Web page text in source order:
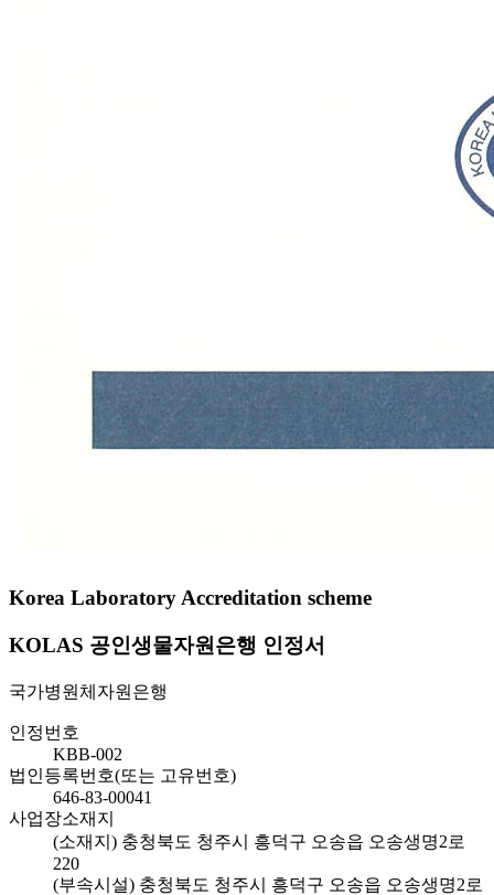
Korea Laboratory Accreditation scheme
KOLAS 공인생물자원은행 인정서
국가병원체자원은행
인정번호
KBB-002
법인등록번호(또는 고유번호)
646-83-00041
사업장소재지
(소재지) 충청북도 청주시 흥덕구 오송읍 오송생명2로
220
(부속시설) 충청북도 청주시 흥덕구 오송읍 오송생명2로